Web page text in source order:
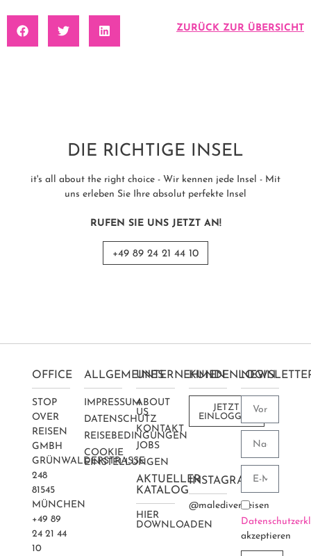
ZURÜCK ZUR ÜBERSICHT
DIE RICHTIGE INSEL
it's all about the right choice - Wir kennen jede Insel - Mit
uns erleben Sie Ihre absolut perfekte Insel
RUFEN SIE UNS JETZT AN!
+49 89 24 21 44 10
OFFICE
STOP
OVER
REISEN
GMBH
GRÜNWALDERSTRASSE 2
48
81545
MÜNCHEN
+49 89
24 21 44
10
ALLGEMEINES
IMPRESSUM
DATENSCHUTZ
REISEBEDINGUNGEN
COOKIE
EINSTELLUNGEN
UNTERNEHMEN
ABOUT
US
KONTAKT
JOBS
AKTUELLER
KATALOG
HIER
DOWNLOADEN
KUNDENLOGIN
JETZT
EINLOGGEN
INSTAGRAM
@maledivenreisen
akzeptieren